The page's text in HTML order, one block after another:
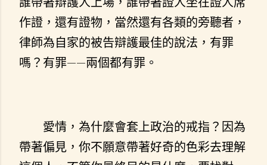
作證，還有證物，當然還有各類的旁聽者，
律師為自家的被告辯護最佳的說法，有罪
嗎？有罪——兩個都有罪。
愛情，為什麼會套上政治的戒指？因為
帶著偏見，你不願意帶著好奇的色彩去理解